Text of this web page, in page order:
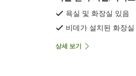
욕실 및 화장실 있음
비데가 설치된 화장실
상세 보기